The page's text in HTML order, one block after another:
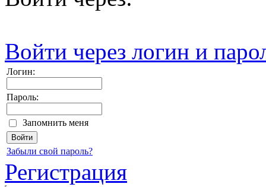
Войти через логин и
Логин:
Пароль:
Запомнить меня
Забыли свой пароль?
Регистрация